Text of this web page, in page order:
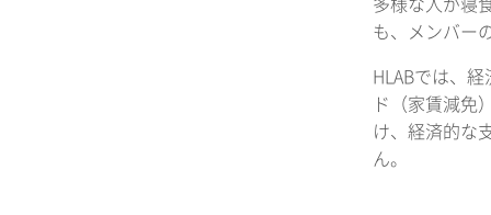
多様な人が寝
も、メンバー
HLABでは、
ド（家賃減免
け、経済的な
ん。